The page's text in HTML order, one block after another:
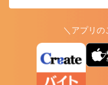
＼アプリの
ア